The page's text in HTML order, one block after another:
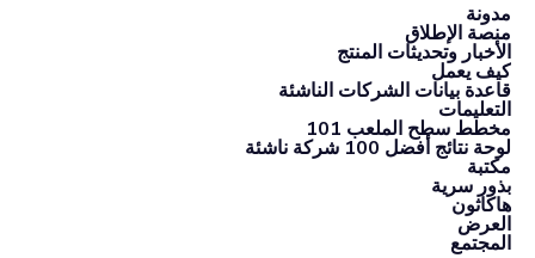
مدونة
منصة الإطلاق
الأخبار وتحديثات المنتج
كيف يعمل
قاعدة بيانات الشركات الناشئة
التعليمات
مخطط سطح الملعب 101
لوحة نتائج أفضل 100 شركة ناشئة
مكتبة
بذور سرية
هاكاثون
العرض
المجتمع